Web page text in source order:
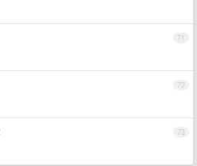
71
72
73